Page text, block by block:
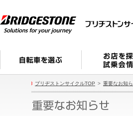
ブリヂストンサイクルTOP 重要なお知